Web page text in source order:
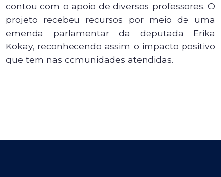
contou com o apoio de diversos professores. O
projeto recebeu recursos por meio de uma
emenda parlamentar da deputada Erika
Kokay, reconhecendo assim o impacto positivo
que tem nas comunidades atendidas.